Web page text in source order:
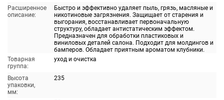
Расширенное
описание:
Быстро и эффективно удаляет пыль, грязь, масляные и
никотиновые загрязнения. Защищает от старения и
выгорания, восстанавливает первоначальную
структуру, обладает антистатическим эффектом.
Предназначен для обработки пластиковых и
виниловых деталей салона. Подходит для молдингов и
бамперов. Обладает приятным ароматом клубники.
Товарная
группа:
уход и очистка
Высота
упаковки,
мм:
235